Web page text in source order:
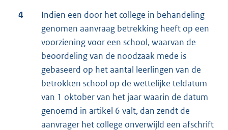
4
Indien een door het college in behandeling
genomen aanvraag betrekking heeft op een
voorziening voor een school, waarvan de
beoordeling van de noodzaak mede is
gebaseerd op het aantal leerlingen van de
betrokken school op de wettelijke teldatum
van 1 oktober van het jaar waarin de datum
genoemd in artikel 6 valt, dan zendt de
aanvrager het college onverwijld een afschrift